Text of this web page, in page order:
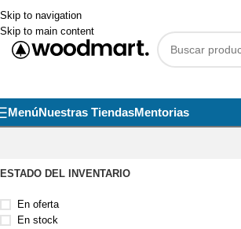
Skip to navigation
Skip to main content
MenúNuestras TiendasMentorias
ESTADO DEL INVENTARIO
En oferta
En stock